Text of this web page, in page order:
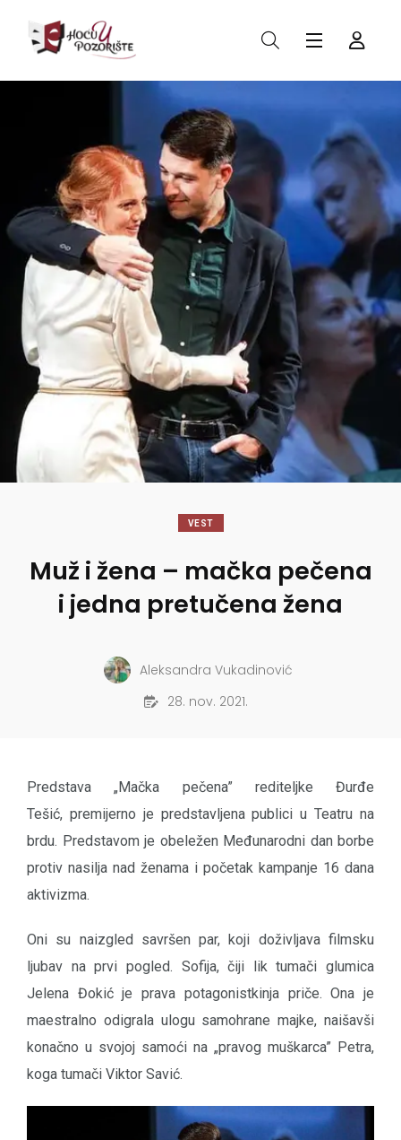
VEST
Muž i žena – mačka pečena
i jedna pretučena žena
Aleksandra Vukadinović
28. nov. 2021.
Predstava „Mačka pečena” rediteljke Đurđe
Tešić, premijerno je predstavljena publici u Teatru na
brdu. Predstavom je obeležen Međunarodni dan borbe
protiv nasilja nad ženama i početak kampanje 16 dana
aktivizma.
Oni su naizgled savršen par, koji doživljava filmsku
ljubav na prvi pogled. Sofija, čiji lik tumači glumica
Jelena Đokić je prava potagonistkinja priče. Ona je
maestralno odigrala ulogu samohrane majke, naišavši
konačno u svojoj samoći na „pravog muškarca” Petra,
koga tumači Viktor Savić.